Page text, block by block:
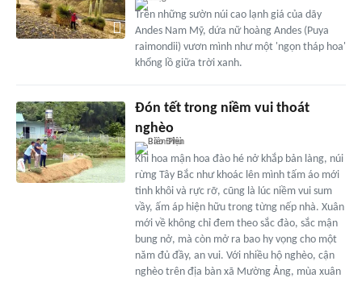
Trên những sườn núi cao lạnh giá của dãy
Andes Nam Mỹ, dứa nữ hoàng Andes (Puya
raimondii) vươn mình như một 'ngọn tháp hoa'
khổng lồ giữa trời xanh.
Đón tết trong niềm vui thoát
nghèo
Khi hoa mận hoa đào hé nở khắp bản làng, núi
rừng Tây Bắc như khoác lên mình tấm áo mới
tinh khôi và rực rỡ, cũng là lúc niềm vui sum
vầy, ấm áp hiện hữu trong từng nếp nhà. Xuân
mới về không chỉ đem theo sắc đào, sắc mận
bung nở, mà còn mở ra bao hy vọng cho một
năm đủ đầy, an vui. Với nhiều hộ nghèo, cận
nghèo trên địa bàn xã Mường Ảng, mùa xuân